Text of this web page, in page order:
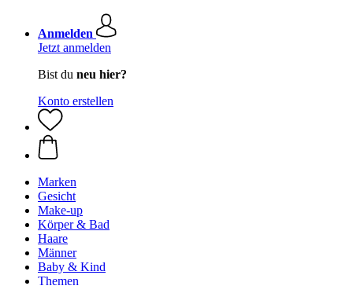
Anmelden
Jetzt anmelden
Bist du neu hier?
Konto erstellen
Marken
Gesicht
Make-up
Körper & Bad
Haare
Männer
Baby & Kind
Themen